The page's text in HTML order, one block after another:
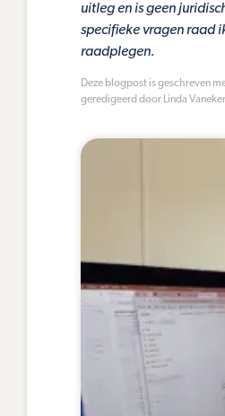
uitleg en is geen
specifieke vragen raad
raadplegen.
Deze blogpost is geschreven
geredigeerd door Linda